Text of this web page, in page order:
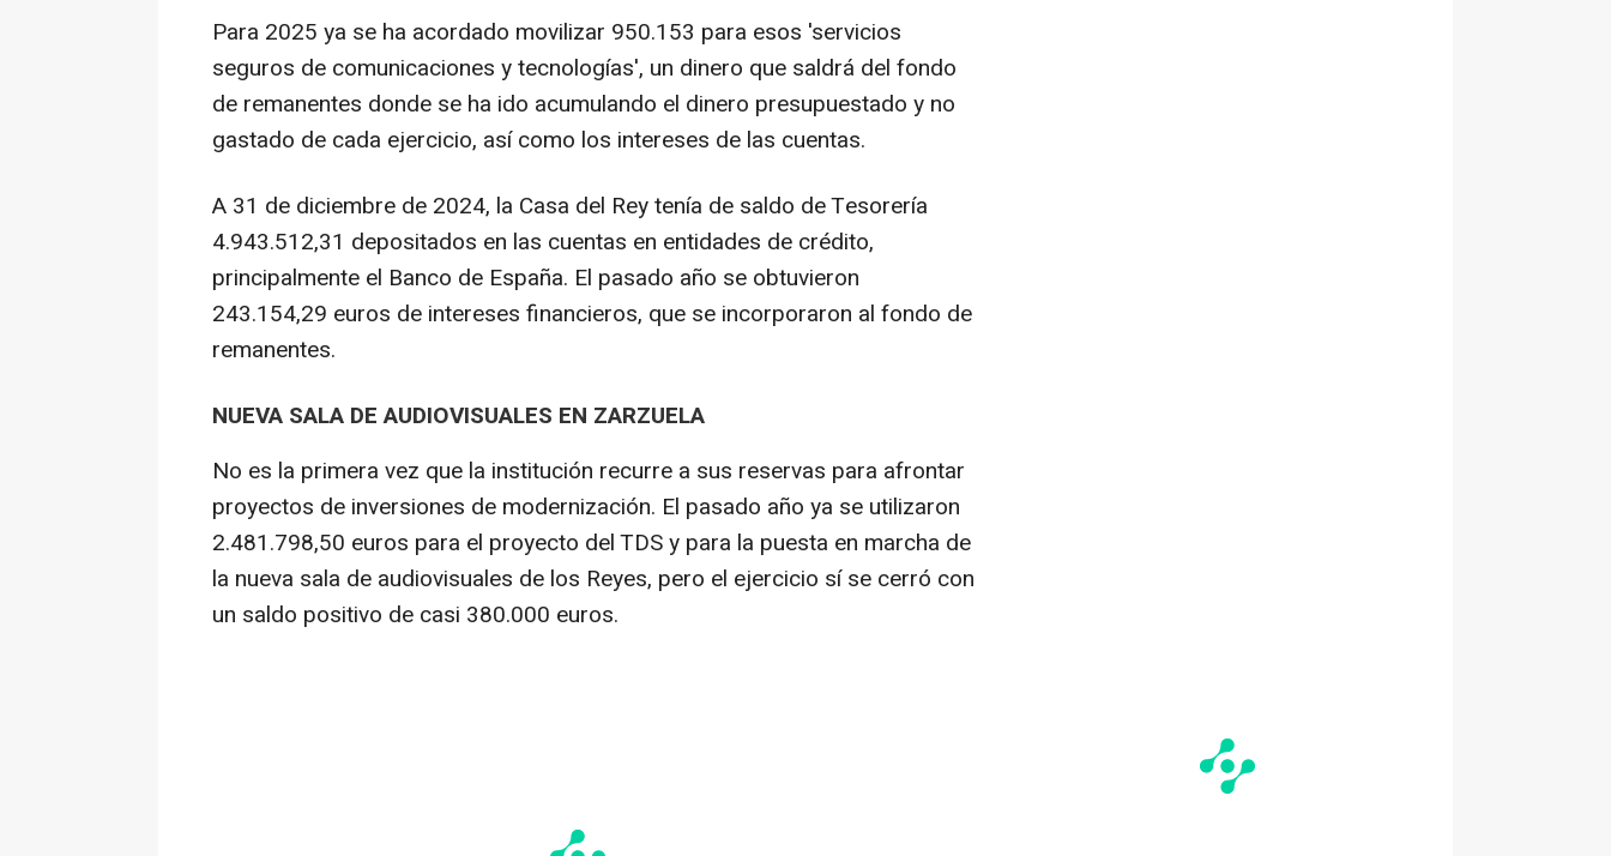
Para 2025 ya se ha acordado movilizar 950.153 para esos 'servicios
seguros de comunicaciones y tecnologías', un dinero que saldrá del fondo
de remanentes donde se ha ido acumulando el dinero presupuestado y no
gastado de cada ejercicio, así como los intereses de las cuentas.
A 31 de diciembre de 2024, la Casa del Rey tenía de saldo de Tesorería
4.943.512,31 depositados en las cuentas en entidades de crédito,
principalmente el Banco de España. El pasado año se obtuvieron
243.154,29 euros de intereses financieros, que se incorporaron al fondo de
remanentes.
NUEVA SALA DE AUDIOVISUALES EN ZARZUELA
No es la primera vez que la institución recurre a sus reservas para afrontar
proyectos de inversiones de modernización. El pasado año ya se utilizaron
2.481.798,50 euros para el proyecto del TDS y para la puesta en marcha de
la nueva sala de audiovisuales de los Reyes, pero el ejercicio sí se cerró con
un saldo positivo de casi 380.000 euros.